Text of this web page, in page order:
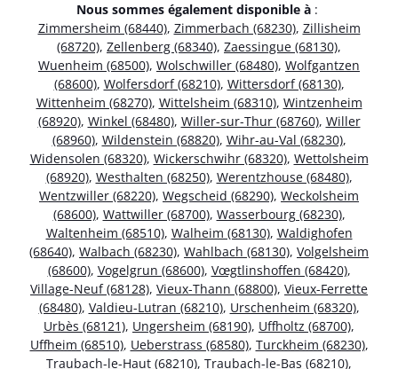
Nous sommes également disponible à :
Zimmersheim (68440), Zimmerbach (68230), Zillisheim
(68720), Zellenberg (68340), Zaessingue (68130),
Wuenheim (68500), Wolschwiller (68480), Wolfgantzen
(68600), Wolfersdorf (68210), Wittersdorf (68130),
Wittenheim (68270), Wittelsheim (68310), Wintzenheim
(68920), Winkel (68480), Willer-sur-Thur (68760), Willer
(68960), Wildenstein (68820), Wihr-au-Val (68230),
Widensolen (68320), Wickerschwihr (68320), Wettolsheim
(68920), Westhalten (68250), Werentzhouse (68480),
Wentzwiller (68220), Wegscheid (68290), Weckolsheim
(68600), Wattwiller (68700), Wasserbourg (68230),
Waltenheim (68510), Walheim (68130), Waldighofen
(68640), Walbach (68230), Wahlbach (68130), Volgelsheim
(68600), Vogelgrun (68600), Vœgtlinshoffen (68420),
Village-Neuf (68128), Vieux-Thann (68800), Vieux-Ferrette
(68480), Valdieu-Lutran (68210), Urschenheim (68320),
Urbès (68121), Ungersheim (68190), Uffholtz (68700),
Uffheim (68510), Ueberstrass (68580), Turckheim (68230),
Traubach-le-Haut (68210), Traubach-le-Bas (68210),